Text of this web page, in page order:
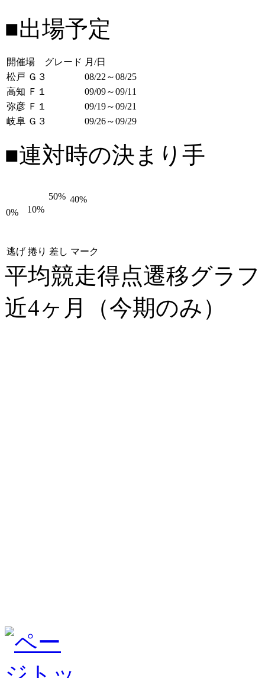
■出場予定
開催場 グレード 月/日
松戸 Ｇ３
08/22～08/25
高知 Ｆ１
09/09～09/11
弥彦 Ｆ１
09/19～09/21
岐阜 Ｇ３
09/26～09/29
■連対時の決まり手
0% 10%
50% 40%
逃げ 捲り 差し マーク
平均競走得点遷移グラ
近4ヶ月（今期のみ）